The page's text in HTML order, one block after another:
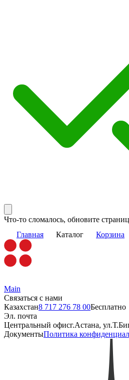
Что-то сломалось, обновите
Главная Каталог Корзина
Main
Связаться с нами
Казахстан8 717 276 78 00Бесплатно
Эл. почта
Центральный офисг.Астана,
ДокументыПолитика